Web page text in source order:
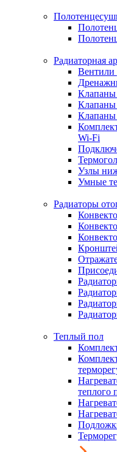
Радиаторная
Вентили
Клапаны
Клапаны
Клапаны
Wi-Fi
Узлы
Умные
Радиаторы
Теплый пол
теплого